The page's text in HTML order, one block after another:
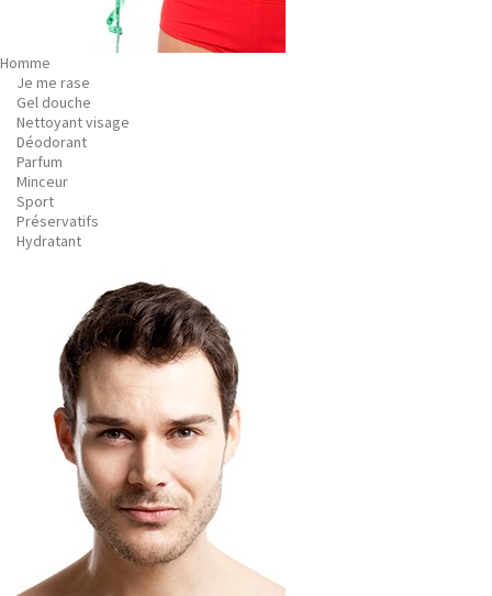
Homme
Je me rase
Gel douche
Nettoyant visage
Déodorant
Parfum
Minceur
Sport
Préservatifs
Hydratant